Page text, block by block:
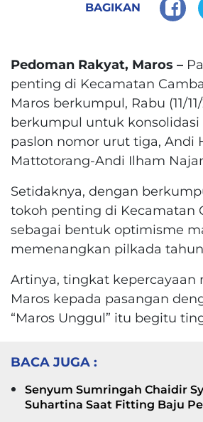
BAGIKAN
Pedoman Rakyat, Maros –
penting di Kecamatan
Maros berkumpul, Rabu (11/
berkumpul untuk
paslon nomor urut tiga, Andi
Mattotorang-Andi Ilham
Setidaknya, dengan
tokoh penting di Kecamatan
sebagai bentuk optimisme
memenangkan pilkada
Artinya, tingkat kepercayaan
Maros kepada pasangan
“Maros Unggul” itu begitu
BACA JUGA :
Senyum Sumringah Chaidir
Suhartina Saat Fitting Baju